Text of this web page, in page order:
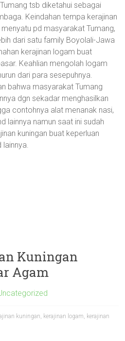
tsb diketahui sebagai
Keindahan tempa kerajinan
pd masyarakat Tumang,
dari satu family Boyolali-Jawa
kerajinan logam buat
Keahlian mengolah logam
dari para sesepuhnya.
bahwa masyarakat Tumang
dgn sekadar menghasilkan
contohnya alat menanak nasi,
lainnya namun saat ini sudah
kuningan buat keperluan
lainnya.
Kuningan
Agam
kuningan, kerajinan logam, kerajinan